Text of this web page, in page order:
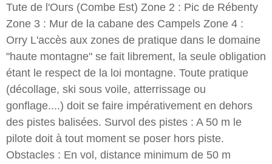
Tute de l'Ours (Combe Est) Zone 2 : Pic de Rébenty
Zone 3 : Mur de la cabane des Campels Zone 4 :
Orry L'accès aux zones de pratique dans le domaine
"haute montagne" se fait librement, la seule obligation
étant le respect de la loi montagne. Toute pratique
(décollage, ski sous voile, atterrissage ou
gonflage....) doit se faire impérativement en dehors
des pistes balisées. Survol des pistes : A 50 m le
pilote doit à tout moment se poser hors piste.
Obstacles : En vol, distance minimum de 50 m